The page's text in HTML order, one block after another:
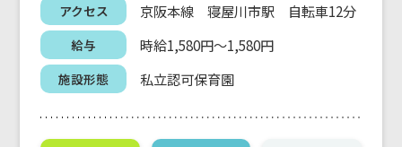
アクセス 京阪本線 寝屋川市駅 自転車12分
給与 時給1,580円～1,580円
施設形態 私立認可保育園